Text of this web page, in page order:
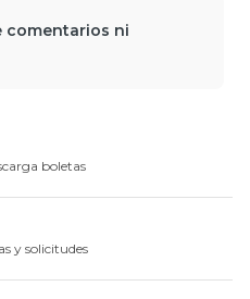
comentarios ni
boletas
y solicitudes